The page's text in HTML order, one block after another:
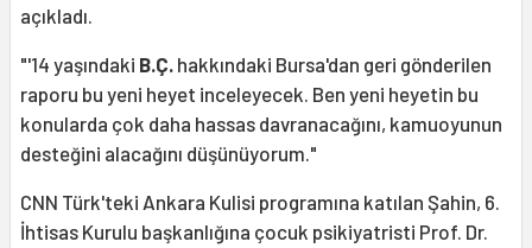
açıkladı.
"'14 yaşındaki B.Ç. hakkındaki Bursa'dan geri gönderilen
raporu bu yeni heyet inceleyecek. Ben yeni heyetin bu
konularda çok daha hassas davranacağını, kamuoyunun
desteğini alacağını düşünüyorum."
CNN Türk'teki Ankara Kulisi programına katılan Şahin, 6.
İhtisas Kurulu başkanlığına çocuk psikiyatristi Prof. Dr.